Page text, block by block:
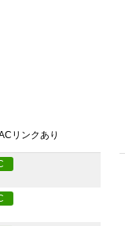
リンクあり